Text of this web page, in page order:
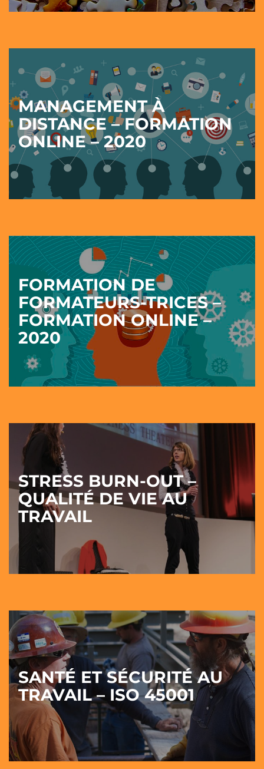
MANAGEMENT À
DISTANCE – FORMATION
ONLINE – 2020
FORMATION DE
FORMATEURS-TRICES –
FORMATION ONLINE –
2020
STRESS BURN-OUT –
QUALITÉ DE VIE AU
TRAVAIL
SANTÉ ET SÉCURITÉ AU
TRAVAIL – ISO 45001